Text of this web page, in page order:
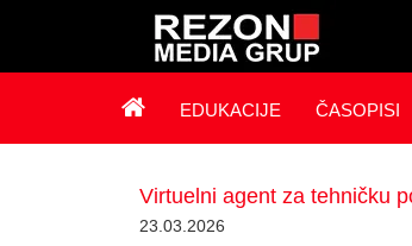
EDUKACIJE ČASOPISI
Virtuelni agent za tehničku
23.03.2026